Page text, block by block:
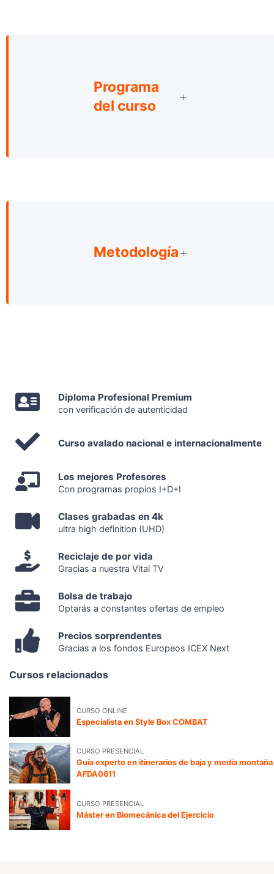
Programa
del curso
Metodología
Diploma Profesional Premium
con verificación de autenticidad
Curso avalado nacional e internacionalmente
Los mejores Profesores
Con programas propios I+D+I
Clases grabadas en 4k
ultra high definition (UHD)
Reciclaje de por vida
Gracias a nuestra Vital TV
Bolsa de trabajo
Optarás a constantes ofertas de empleo
Precios sorprendentes
Gracias a los fondos Europeos ICEX Next
Cursos relacionados
CURSO ONLINE
Especialista en Style Box COMBAT
CURSO PRESENCIAL
Guía experto en itinerarios de baja y media montaña
AFDA0611
CURSO PRESENCIAL
Máster en Biomecánica del Ejercicio